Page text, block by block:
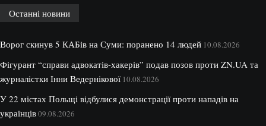
Останні новини
Ворог скинув 5 КАБів на Суми: поранено 14 людей 10.08.2026
Фігурант “справи адвокатів-хакерів” подав позов проти ZN.UA та
журналістки Інни Ведернікової 10.08.2026
У 22 містах Польщі відбулися демонстрації проти нападів на
українців09.08.2026